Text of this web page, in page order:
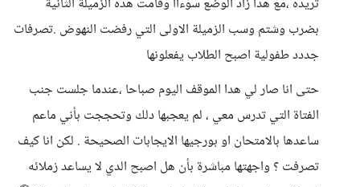
بضرب وشتم وسب الزميلة الاولى التي رفضت النهوض .تصرفات
جددد طفولية اصبح الطلاب يفعلونها
حتى انا صار لي هدا الموقف اليوم صباحا ،عندما جلست جنب
الفتاة التي تدرس معي ، لم يعجبها دلك وتحججت بأني ماعم
ساعدها بالامتحان او بورجيها الايجابات الصحيحة . لكن انا كيف
تصرفت ؟ واجهتها مباشرة بأن هل اصبح الدي لا يساعد زملائه